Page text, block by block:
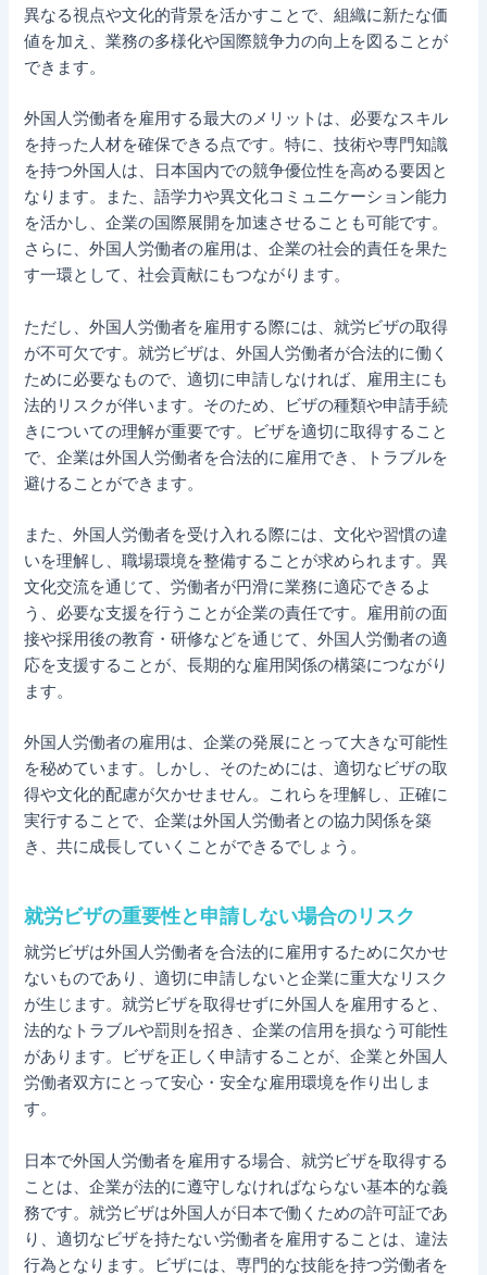
異なる視点や文化的背景を活かすことで、組織に新たな価
値を加え、業務の多様化や国際競争力の向上を図ることが
できます。
外国人労働者を雇用する最大のメリットは、必要なスキル
を持った人材を確保できる点です。特に、技術や専門知識
を持つ外国人は、日本国内での競争優位性を高める要因と
なります。また、語学力や異文化コミュニケーション能力
を活かし、企業の国際展開を加速させることも可能です。
さらに、外国人労働者の雇用は、企業の社会的責任を果た
す一環として、社会貢献にもつながります。
ただし、外国人労働者を雇用する際には、就労ビザの取得
が不可欠です。就労ビザは、外国人労働者が合法的に働く
ために必要なもので、適切に申請しなければ、雇用主にも
法的リスクが伴います。そのため、ビザの種類や申請手続
きについての理解が重要です。ビザを適切に取得すること
で、企業は外国人労働者を合法的に雇用でき、トラブルを
避けることができます。
また、外国人労働者を受け入れる際には、文化や習慣の違
いを理解し、職場環境を整備することが求められます。異
文化交流を通じて、労働者が円滑に業務に適応できるよ
う、必要な支援を行うことが企業の責任です。雇用前の面
接や採用後の教育・研修などを通じて、外国人労働者の適
応を支援することが、長期的な雇用関係の構築につながり
ます。
外国人労働者の雇用は、企業の発展にとって大きな可能性
を秘めています。しかし、そのためには、適切なビザの取
得や文化的配慮が欠かせません。これらを理解し、正確に
実行することで、企業は外国人労働者との協力関係を築
き、共に成長していくことができるでしょう。
就労ビザの重要性と申請しない場合のリスク
就労ビザは外国人労働者を合法的に雇用するために欠かせ
ないものであり、適切に申請しないと企業に重大なリスク
が生じます。就労ビザを取得せずに外国人を雇用すると、
法的なトラブルや罰則を招き、企業の信用を損なう可能性
があります。ビザを正しく申請することが、企業と外国人
労働者双方にとって安心・安全な雇用環境を作り出しま
す。
日本で外国人労働者を雇用する場合、就労ビザを取得する
ことは、企業が法的に遵守しなければならない基本的な義
務です。就労ビザは外国人が日本で働くための許可証であ
り、適切なビザを持たない労働者を雇用することは、違法
行為となります。ビザには、専門的な技能を持つ労働者を